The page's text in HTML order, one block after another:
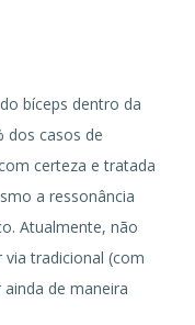
bíceps dentro da
dos casos de
certeza e tratada
a ressonância
Atualmente, não
tradicional (com
de maneira